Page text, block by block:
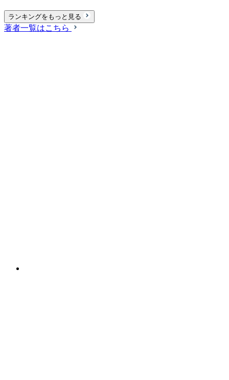
ランキングをもっと見る
著者一覧はこちら